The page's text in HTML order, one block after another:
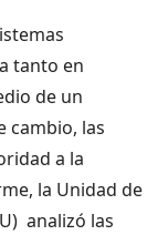
tanto en
de un
cambio, las
a la
la Unidad de
analizó las